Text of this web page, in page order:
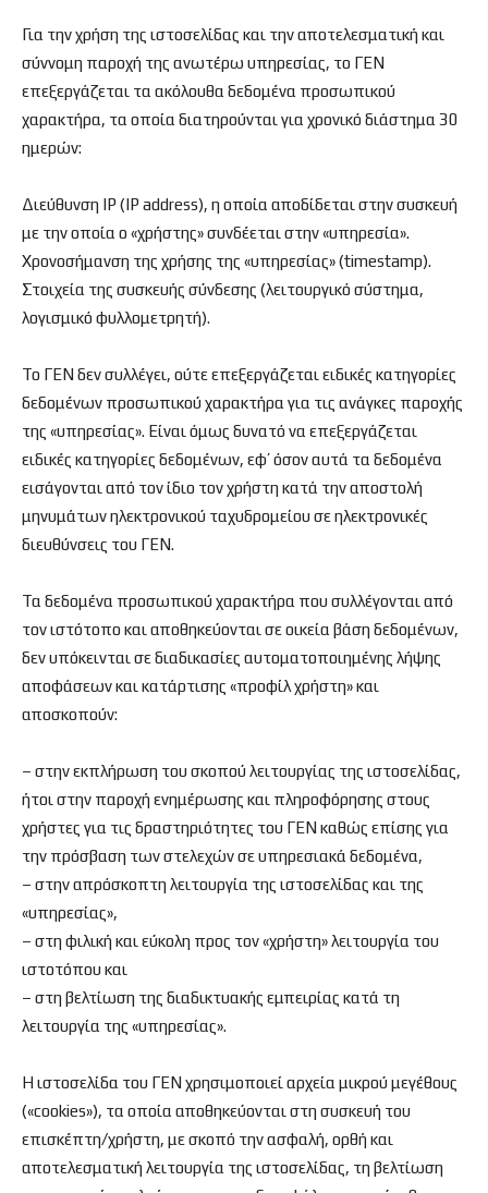
Για την χρήση της ιστοσελίδας και την αποτελεσματική και
σύννομη παροχή της ανωτέρω υπηρεσίας, το ΓΕΝ
επεξεργάζεται τα ακόλουθα δεδομένα προσωπικού
χαρακτήρα, τα οποία διατηρούνται για χρονικό διάστημα 30
ημερών:
Διεύθυνση IP (IP address), η οποία αποδίδεται στην συσκευή
με την οποία ο «χρήστης» συνδέεται στην «υπηρεσία».
Χρονοσήμανση της χρήσης της «υπηρεσίας» (timestamp).
Στοιχεία της συσκευής σύνδεσης (λειτουργικό σύστημα,
λογισμικό φυλλομετρητή).
Το ΓΕΝ δεν συλλέγει, ούτε επεξεργάζεται ειδικές κατηγορίες
δεδομένων προσωπικού χαρακτήρα για τις ανάγκες παροχής
της «υπηρεσίας». Είναι όμως δυνατό να επεξεργάζεται
ειδικές κατηγορίες δεδομένων, εφ’ όσον αυτά τα δεδομένα
εισάγονται από τον ίδιο τον χρήστη κατά την αποστολή
μηνυμάτων ηλεκτρονικού ταχυδρομείου σε ηλεκτρονικές
διευθύνσεις του ΓΕΝ.
Τα δεδομένα προσωπικού χαρακτήρα που συλλέγονται από
τον ιστότοπο και αποθηκεύονται σε οικεία βάση δεδομένων,
δεν υπόκεινται σε διαδικασίες αυτοματοποιημένης λήψης
αποφάσεων και κατάρτισης «προφίλ χρήστη» και
αποσκοπούν:
– στην εκπλήρωση του σκοπού λειτουργίας της ιστοσελίδας,
ήτοι στην παροχή ενημέρωσης και πληροφόρησης στους
χρήστες για τις δραστηριότητες του ΓΕΝ καθώς επίσης για
την πρόσβαση των στελεχών σε υπηρεσιακά δεδομένα,
– στην απρόσκοπτη λειτουργία της ιστοσελίδας και της
«υπηρεσίας»,
– στη φιλική και εύκολη προς τον «χρήστη» λειτουργία του
ιστοτόπου και
– στη βελτίωση της διαδικτυακής εμπειρίας κατά τη
λειτουργία της «υπηρεσίας».
Η ιστοσελίδα του ΓΕΝ χρησιμοποιεί αρχεία μικρού μεγέθους
(«cookies»), τα οποία αποθηκεύονται στη συσκευή του
επισκέπτη/χρήστη, με σκοπό την ασφαλή, ορθή και
αποτελεσματική λειτουργία της ιστοσελίδας, τη βελτίωση